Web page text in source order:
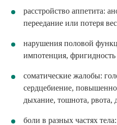
расстройство аппетита:
переедание или потеря
нарушения половой
импотенция,
соматические жалобы:
сердцебиение,
дыхание, тошнота, рвота,
боли в разных частях